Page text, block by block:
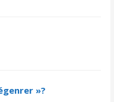
»?